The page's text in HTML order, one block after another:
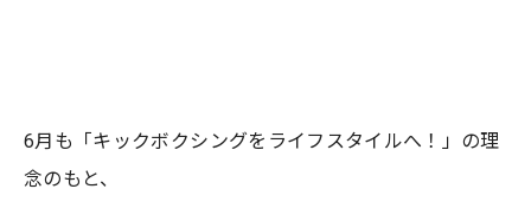
6月も「キックボクシングをライフスタイルへ！」の理
念のもと、